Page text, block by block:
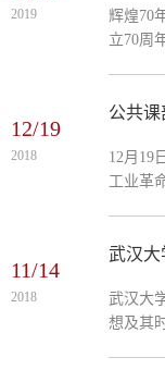
2019
辉煌70
立70周
论宣讲
讲。第
学、科
12/19
2018
公共
12月19
工业革
的市场
11/14
2018
武汉大
武汉大
想及其